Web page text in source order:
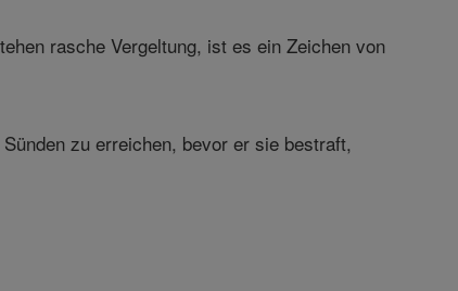
rasche Vergeltung, ist es ein Zeichen von
zu erreichen, bevor er sie bestraft,